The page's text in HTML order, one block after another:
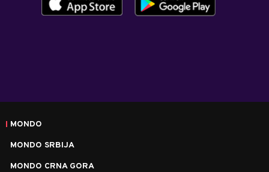
MONDO
MONDO SRBIJA
MONDO CRNA GORA